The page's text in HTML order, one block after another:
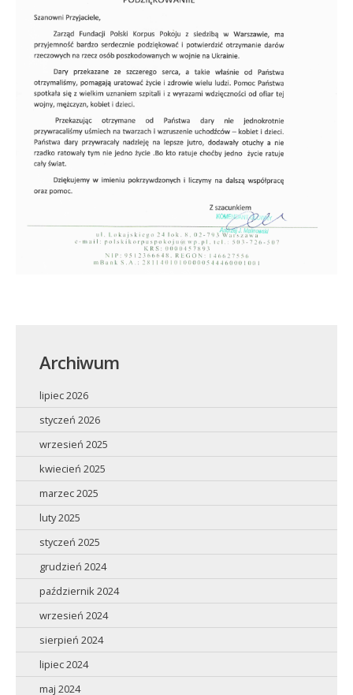
Archiwum
lipiec 2026
styczeń 2026
wrzesień 2025
kwiecień 2025
marzec 2025
luty 2025
styczeń 2025
grudzień 2024
październik 2024
wrzesień 2024
sierpień 2024
lipiec 2024
maj 2024